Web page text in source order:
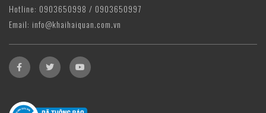
Hotline: 0903650998 / 0903650997
Email: info@khaihaiquan.com.vn